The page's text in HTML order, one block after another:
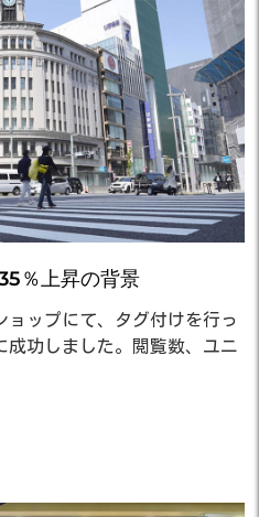
％上昇の背景
ョップにて、タグ付けを行っ
成功しました。閲覧数、ユニ